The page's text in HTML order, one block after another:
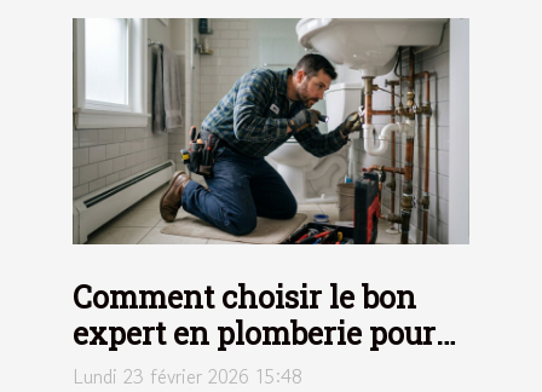
Comment choisir le bon
expert en plomberie pour
vos urgences ?
Lundi 23 février 2026 15:48